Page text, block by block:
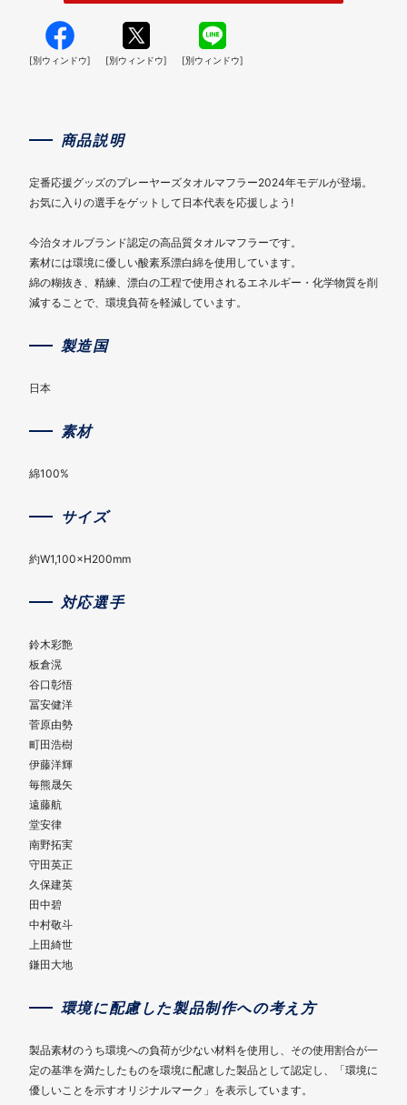
[別ウィンドウ] [別ウィンドウ] [別ウィンドウ]
商品説明
定番応援グッズのプレーヤーズタオルマフラー2024年モデルが登場。
お気に入りの選手をゲットして日本代表を応援しよう!
今治タオルブランド認定の高品質タオルマフラーです。
素材には環境に優しい酸素系漂白綿を使用しています。
綿の糊抜き、精練、漂白の工程で使用されるエネルギー・化学物質を削
減することで、環境負荷を軽減しています。
製造国
日本
素材
綿100%
サイズ
約W1,100×H200mm
対応選手
鈴木彩艶
板倉滉
谷口彰悟
冨安健洋
菅原由勢
町田浩樹
伊藤洋輝
毎熊晟矢
遠藤航
堂安律
南野拓実
守田英正
久保建英
田中碧
中村敬斗
上田綺世
鎌田大地
環境に配慮した製品制作への考え方
製品素材のうち環境への負荷が少ない材料を使用し、その使用割合が一
定の基準を満たしたものを環境に配慮した製品として認定し、「環境に
優しいことを示すオリジナルマーク」を表示しています。